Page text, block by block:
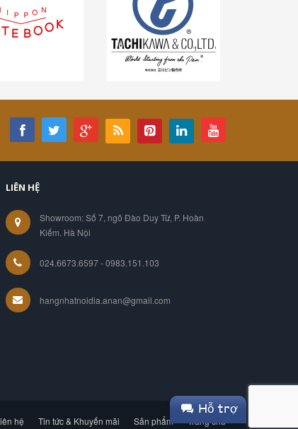
LIÊN HỆ
Showroom: Số 7, ngõ Đào Duy Từ, P. Hoàn
Kiếm. Hà Nội
024.6673.6597 - 0983.151.103
hangnhatnoidia.anan@gmail.com
Trang chủ
Sản phẩm
Tin tức & Khuyến mãi
hệ
Hỗ trợ